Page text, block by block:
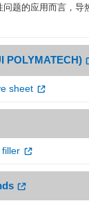
题的应用而言，导
POLYMATECH)
sheet